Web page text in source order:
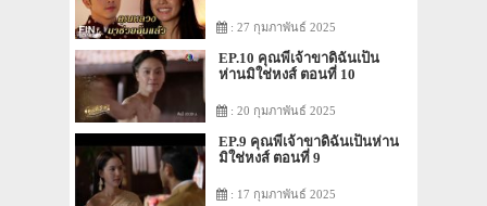
: 27 กุมภาพันธ์ 2025
EP.10 คุณพี่เจ้าขาดิฉันเป็น
ห่านมิใช่หงส์ ตอนที่ 10
: 20 กุมภาพันธ์ 2025
EP.9 คุณพี่เจ้าขาดิฉันเป็นห่าน
มิใช่หงส์ ตอนที่ 9
: 17 กุมภาพันธ์ 2025